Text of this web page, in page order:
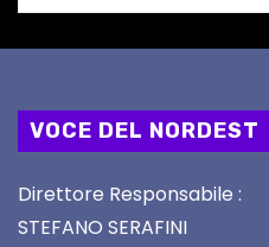
VOCE DEL NORDEST
Direttore Responsabile :
STEFANO SERAFINI